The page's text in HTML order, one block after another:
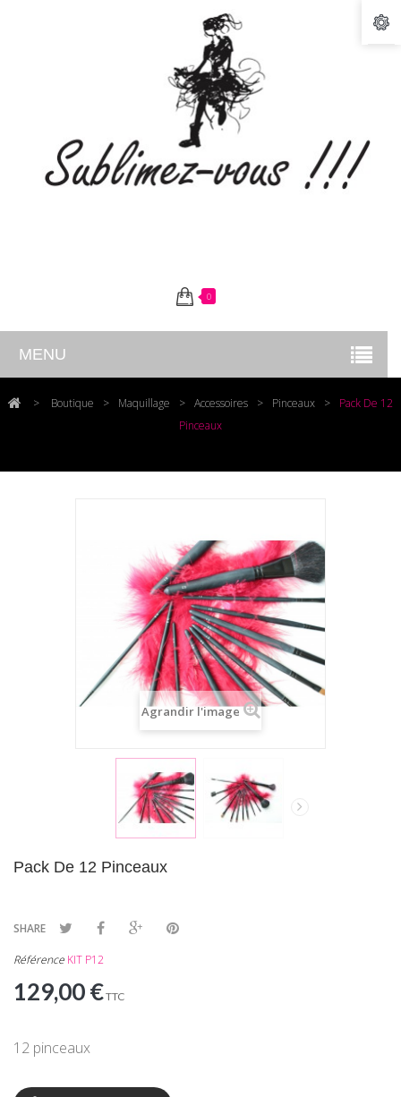
0
MENU
> Boutique > Maquillage > Accessoires > Pinceaux >
Pack De 12
Pinceaux
Agrandir l'image
Pack De 12 Pinceaux
SHARE
Référence KIT P12
129,00 €TTC
12 pinceaux